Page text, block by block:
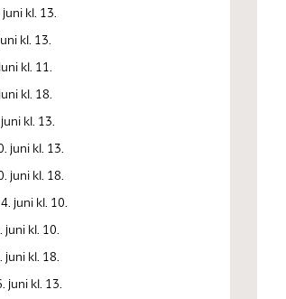
kl. 13.
kl. 13.
kl. 11.
kl. 18.
kl. 13.
juni kl. 13.
juni kl. 18.
juni kl. 10.
kl. 10.
kl. 18.
juni kl. 13.